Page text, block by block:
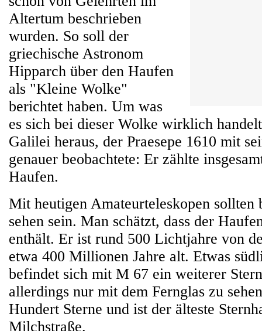
Altertum beschrieben
wurden. So soll der
griechische Astronom
Hipparch über den Haufen
als "Kleine Wolke"
berichtet haben. Um was
es sich bei dieser Wolke wirklich
Galilei heraus, der Praesepe 1610 mit
genauer beobachtete: Er zählte
Haufen.
Mit heutigen Amateurteleskopen sollten
sehen sein. Man schätzt, dass der
enthält. Er ist rund 500 Lichtjahre von
etwa 400 Millionen Jahre alt. Etwas
befindet sich mit M 67 ein weiterer
allerdings nur mit dem Fernglas zu
Hundert Sterne und ist der älteste
Milchstraße.